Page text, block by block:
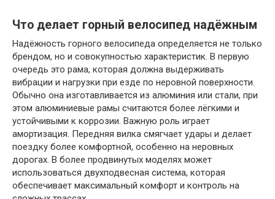
Что делает горный велосипед надёжным
Надёжность горного велосипеда определяется не только
брендом, но и совокупностью характеристик. В первую
очередь это рама, которая должна выдерживать
вибрации и нагрузки при езде по неровной поверхности.
Обычно она изготавливается из алюминия или стали, при
этом алюминиевые рамы считаются более лёгкими и
устойчивыми к коррозии. Важную роль играет
амортизация. Передняя вилка смягчает удары и делает
поездку более комфортной, особенно на неровных
дорогах. В более продвинутых моделях может
использоваться двухподвесная система, которая
обеспечивает максимальный комфорт и контроль на